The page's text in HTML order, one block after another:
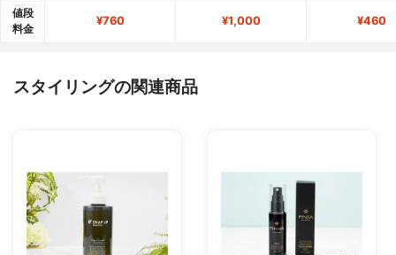
値段
料金
¥760 ¥1,000 ¥460
スタイリングの関連商品